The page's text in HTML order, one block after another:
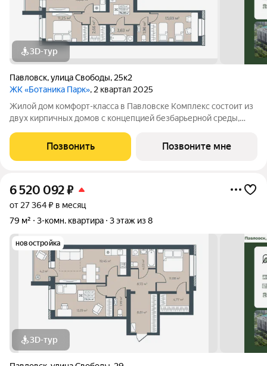
3D-тур
Павловск,улица Свободы, 25к2
ЖК «Ботаника Парк», 2 квартал 2025
Жилой дом комфорт-класса в Павловске Комплекс состоит из
двух кирпичных домов с концепцией безбарьерной среды,
пожилых людей и родителей с колясками. Функциональное
использование квадратных
Позвонить Позвоните мне
6 520 092₽
от 27 364 ₽ в месяц
79 м²
3-комн. квартира 3 этаж из 8
новостройка
3D-тур